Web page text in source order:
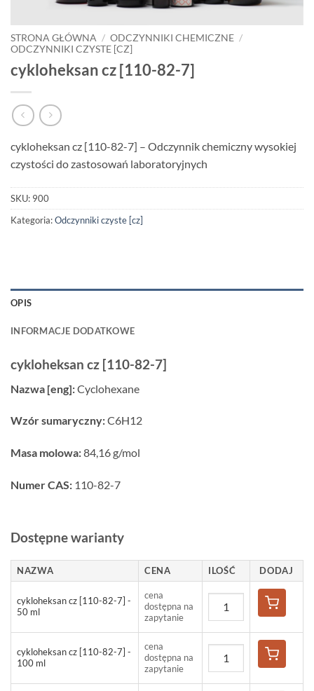
STRONA GŁÓWNA / ODCZYNNIKI CHEMICZNE /
ODCZYNNIKI CZYSTE [CZ]
cykloheksan cz [110-82-7]
cykloheksan cz [110-82-7] – Odczynnik chemiczny wysokiej
czystości do zastosowań laboratoryjnych
SKU: 900
Kategoria:Odczynniki czyste [cz]
OPIS
INFORMACJE DODATKOWE
cykloheksan cz [110-82-7]
Nazwa [eng]:Cyclohexane
Wzór sumaryczny:C6H12
Masa molowa:84,16 g/mol
Numer CAS: 110-82-7
Dostępne warianty
NAZWA CENA ILOŚĆ DODAJ
cykloheksan cz [110-82-7] -
50 ml
cena
dostępna na
zapytanie
cykloheksan cz [110-82-7] -
100 ml
cena
dostępna na
zapytanie